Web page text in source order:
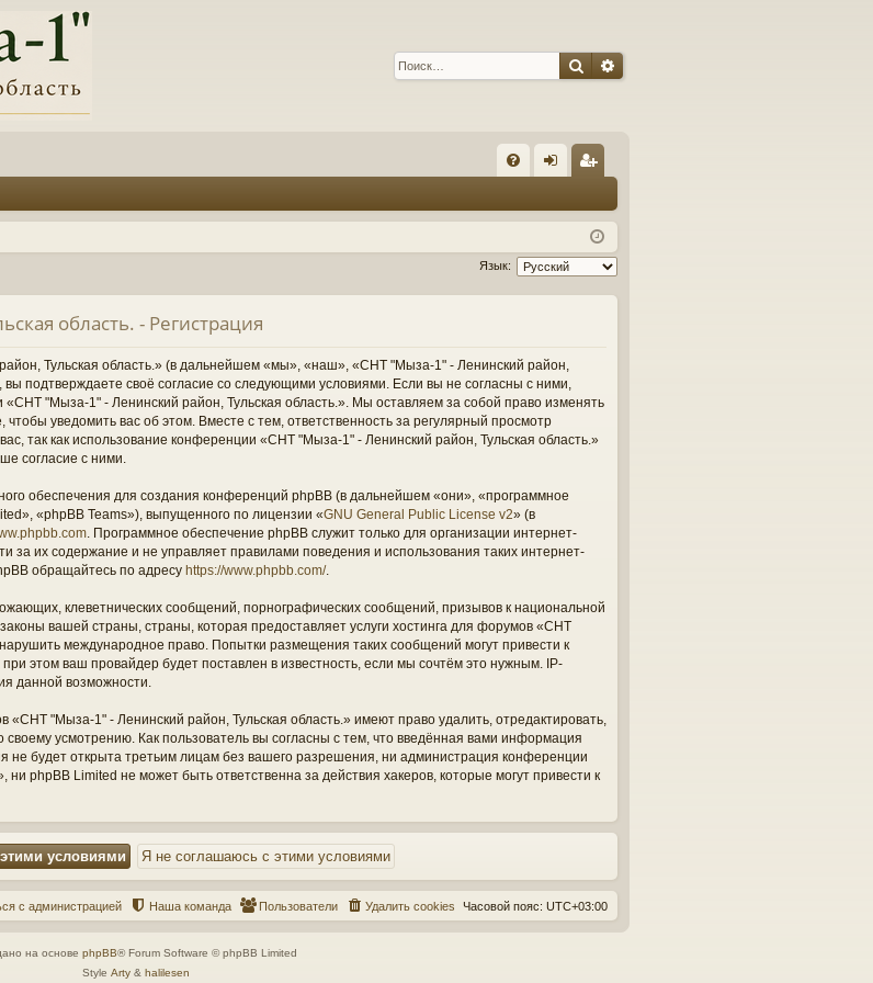
ПоискРасширенный поиск
Q д ис
тр
ац
Язык:
область. - Регистрация
Тульская область.» (в дальнейшем «мы», «наш», «СНТ "Мыза-1" - Ленинский район,
вы подтверждаете своё согласие со следующими условиями. Если вы не согласны с ними,
"Мыза-1" - Ленинский район, Тульская область.». Мы оставляем за собой право изменять
уведомить вас об этом. Вместе с тем, ответственность за регулярный просмотр
так как использование конференции «СНТ "Мыза-1" - Ленинский район, Тульская область.»
согласие с ними.
обеспечения для создания конференций phpBB (в дальнейшем «они», «программное
«phpBB Teams»), выпущенного по лицензии «GNU General Public License v2» (в
. Программное обеспечение phpBB служит только для организации интернет-
за их содержание и не управляет правилами поведения и использования таких интернет-
обращайтесь по адресу https://www.phpbb.com/.
клеветнических сообщений, порнографических сообщений, призывов к национальной
вашей страны, страны, которая предоставляет услуги хостинга для форумов «СНТ
международное право. Попытки размещения таких сообщений могут привести к
этом ваш провайдер будет поставлен в известность, если мы сочтём это нужным. IP-
данной возможности.
"Мыза-1" - Ленинский район, Тульская область.» имеют право удалить, отредактировать,
усмотрению. Как пользователь вы согласны с тем, что введённая вами информация
не будет открыта третьим лицам без вашего разрешения, ни администрация конференции
phpBB Limited не может быть ответственна за действия хакеров, которые могут привести к
Часовой пояс: UTC+03:00
Удалить cookies
Пользователи
Наша команда
с администрацией
на основе phpBB® Forum Software © phpBB Limited
Style Arty & halilesen